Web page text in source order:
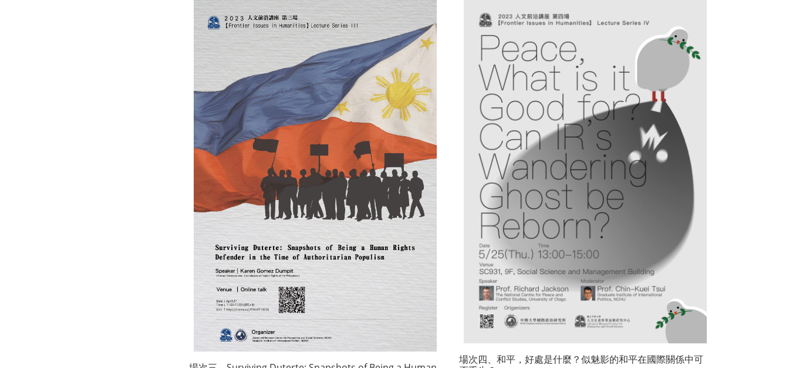
場次四、和平，好處是什麼？似魅影的和平在國際關係中可